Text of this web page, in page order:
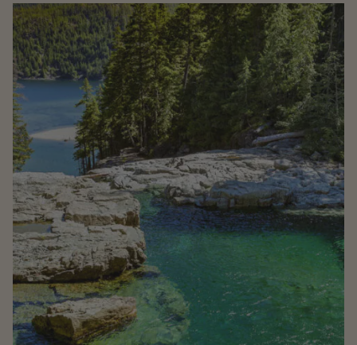
voyage au printemps ou au début de l’été indien. Ces
liaisons saisonnières permettent de rejoindre
rapidement la côte atlantique et de plonger dans un
univers où le rythme ralentit, au contact de la mer et
des grands espaces. Voyager en Nouvelle-Écosse,
c’est faire le choix d’un itinéraire différent. Ici, pas de
grandes métropoles surpeuplées, mais une
succession de paysages spectaculaires, de petites
villes chaleureuses et d’expériences profondément
ancrées dans le territoire.